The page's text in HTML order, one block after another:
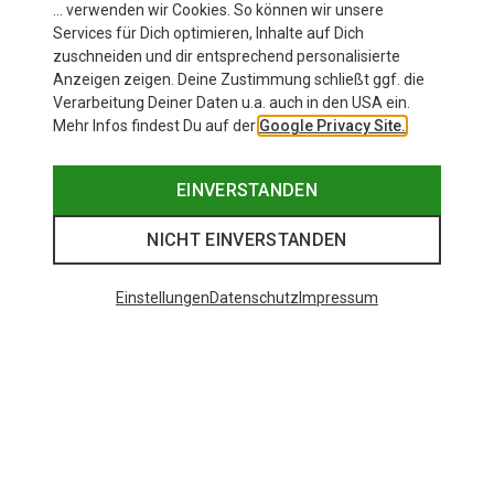
… verwenden wir Cookies. So können wir unsere
Services für Dich optimieren, Inhalte auf Dich
zuschneiden und dir entsprechend personalisierte
Anzeigen zeigen. Deine Zustimmung schließt ggf. die
Verarbeitung Deiner Daten u.a. auch in den USA ein.
Mehr Infos findest Du auf der Google Privacy Site.
EINVERSTANDEN
NICHT EINVERSTANDEN
EinstellungenDatenschutz Impressum